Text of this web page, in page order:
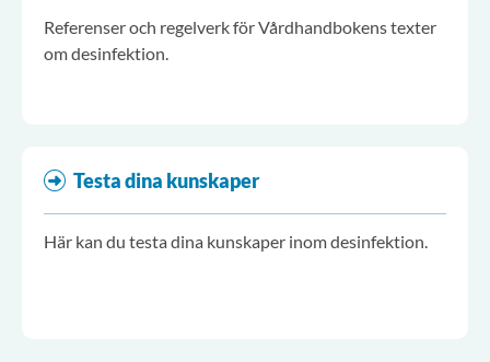
Referenser och regelverk för Vårdhandbokens texter
om desinfektion.
Testa dina kunskaper
Här kan du testa dina kunskaper inom desinfektion.